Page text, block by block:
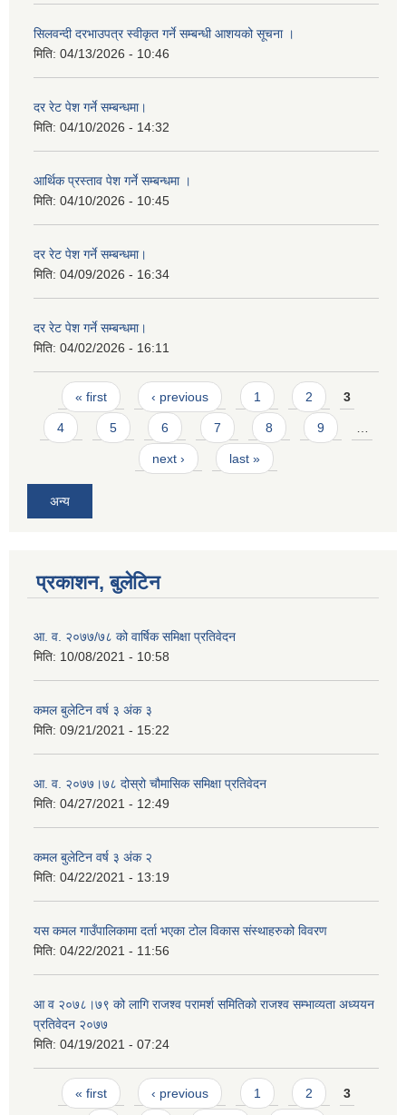
सिलवन्दी दरभाउपत्र स्वीकृत गर्ने सम्बन्धी आशयको सूचना ।
मिति: 04/13/2026 - 10:46
दर रेट पेश गर्ने सम्बन्धमा।
मिति: 04/10/2026 - 14:32
आर्थिक प्रस्ताव पेश गर्ने सम्बन्धमा ।
मिति: 04/10/2026 - 10:45
दर रेट पेश गर्ने सम्बन्धमा।
मिति: 04/09/2026 - 16:34
दर रेट पेश गर्ने सम्बन्धमा।
मिति: 04/02/2026 - 16:11
Pages
« first ‹ previous 1 2 3
4 5 6 7 8 9 …
next › last »
अन्य
प्रकाशन, बुलेटिन
आ. व. २०७७/७८ को वार्षिक समिक्षा प्रतिवेदन
मिति: 10/08/2021 - 10:58
कमल बुलेटिन वर्ष ३ अंक ३
मिति: 09/21/2021 - 15:22
आ. व. २०७७।७८ दोस्रो चौमासिक समिक्षा प्रतिवेदन
मिति: 04/27/2021 - 12:49
कमल बुलेटिन वर्ष ३ अंक २
मिति: 04/22/2021 - 13:19
यस कमल गाउँपालिकामा दर्ता भएका टोल विकास संस्थाहरुको विवरण
मिति: 04/22/2021 - 11:56
आ व २०७८।७९ को लागि राजश्व परामर्श समितिको राजश्व सम्भाव्यता अध्ययन
प्रतिवेदन २०७७
मिति: 04/19/2021 - 07:24
Pages
« first ‹ previous 1 2 3